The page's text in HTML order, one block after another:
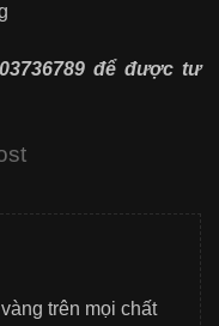
để được tư
trên mọi chất